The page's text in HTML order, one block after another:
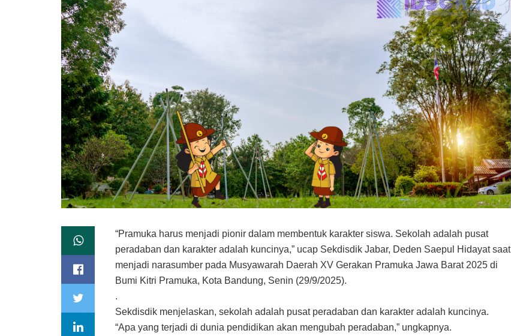
“Pramuka harus menjadi pionir dalam membentuk karakter siswa. Sekolah adalah pusat
peradaban dan karakter adalah kuncinya,” ucap Sekdisdik Jabar, Deden Saepul Hidayat saat
menjadi narasumber pada Musyawarah Daerah XV Gerakan Pramuka Jawa Barat 2025 di
Bumi Kitri Pramuka, Kota Bandung, Senin (29/9/2025).
.
Sekdisdik menjelaskan, sekolah adalah pusat peradaban dan karakter adalah kuncinya.
“Apa yang terjadi di dunia pendidikan akan mengubah peradaban,” ungkapnya.